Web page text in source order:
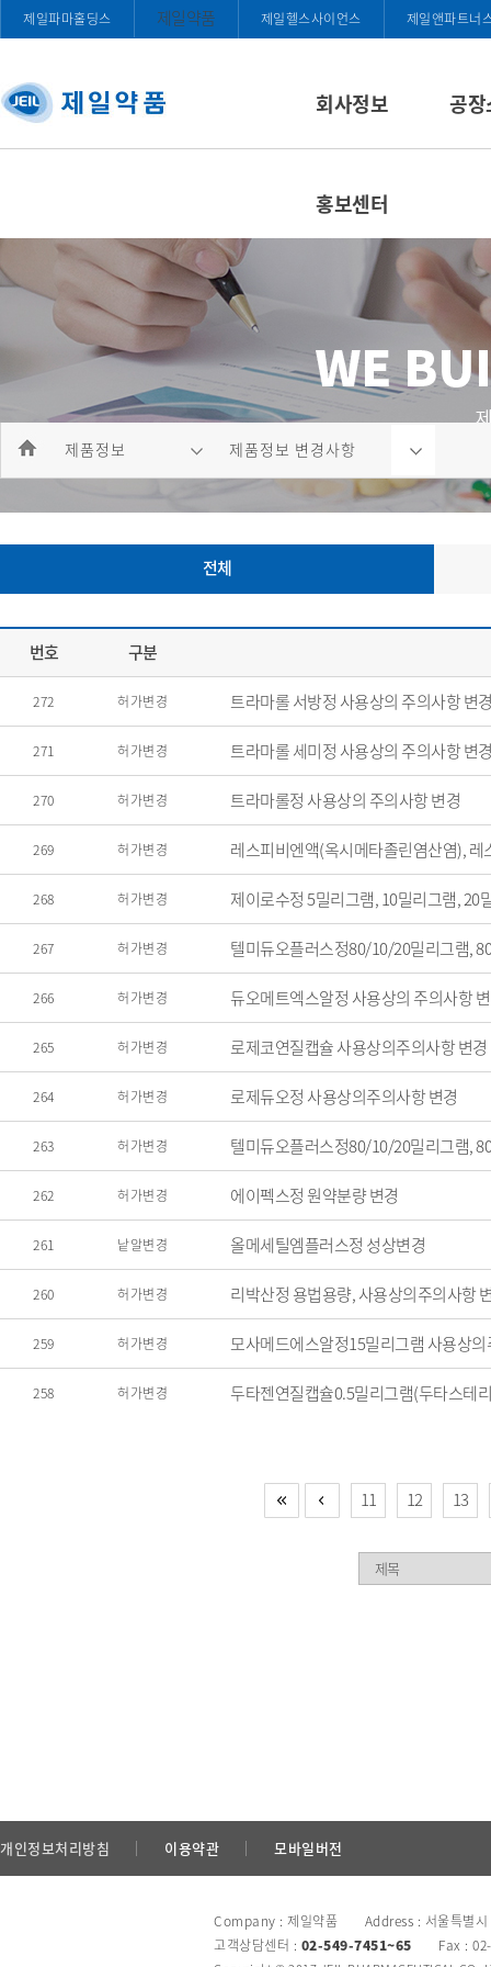
제일파마홀딩스 제일약품 제일헬스사이언스 제일앤파트너
회사정보 공
홍보센터
제품정보 제품정보 변경사항
전체
번호 구분
272 허가변경 트라마롤 서방정 사용상의 주의사항 변
271 허가변경 트라마롤 세미정 사용상의 주의사항 변
270 허가변경 트라마롤정 사용상의 주의사항 변경
269 허가변경 레스피비엔액(옥시메타졸린염산염),
268 허가변경 제이로수정 5밀리그램, 10밀리그램, 20
267 허가변경 텔미듀오플러스정80/10/20밀리그램,
266 허가변경 듀오메트엑스알정 사용상의 주의사항
265 허가변경 로제코연질캡슐 사용상의주의사항 변경
264 허가변경 로제듀오정 사용상의주의사항 변경
263 허가변경 텔미듀오플러스정80/10/20밀리그램,
262 허가변경 에이펙스정 원약분량 변경
261 낱알변경 올메세틸엠플러스정 성상변경
260 허가변경 리박산정 용법용량, 사용상의주의사항
259 허가변경 모사메드에스알정15밀리그램 사용상
258 허가변경 두타젠연질캡슐0.5밀리그램(두타스테
11 12 13
개인정보처리방침 이용약관 모바일버전
Company : 제일약품 Address : 서울특별시
고객상담센터 : 02-549-7451~65 Fax :